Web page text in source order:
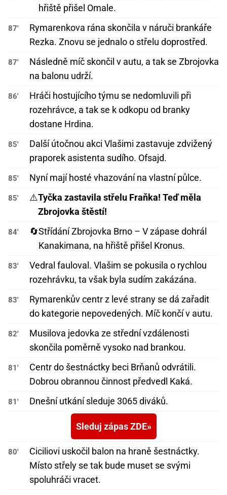
hřiště přišel Omale.
87'
Rymarenkova rána skončila v náruči brankáře
Rezka. Znovu se jednalo o střelu doprostřed.
87'
Následně míč skončil v autu, a tak se Zbrojovka
na balonu udrží.
86'
Hráči hostujícího týmu se nedomluvili při
rozehrávce, a tak se k odkopu od branky
dostane Hrdina.
85'
Další útočnou akci Vlašimi zastavuje zdvižený
praporek asistenta sudího. Ofsajd.
85' Nyní mají hosté vhazování na vlastní půlce.
85' ⚠️Tyčka zastavila střelu Fraňka! Teď měla
Zbrojovka štěstí!
84' 🔄Střídání Zbrojovka Brno – V zápase dohrál
Kanakimana, na hřiště přišel Kronus.
83'
Vedral fauloval. Vlašim se pokusila o rychlou
rozehrávku, ta však byla sudím zakázána.
83'
Rymarenkův centr z levé strany se dá zařadit
do kategorie nepovedených. Míč končí v autu.
82'
Musilova jedovka ze střední vzdálenosti
skončila poměrně vysoko nad brankou.
81'
Centr do šestnáctky beci Brňanů odvrátili.
Dobrou obrannou činnost předvedl Kaká.
81' Dnešní utkání sleduje 3065 diváků.
Sleduj zápas ZDE
80'
Ciciliovi uskočil balon na hraně šestnáctky.
Místo střely se tak bude muset se svými
spoluhráči vracet.